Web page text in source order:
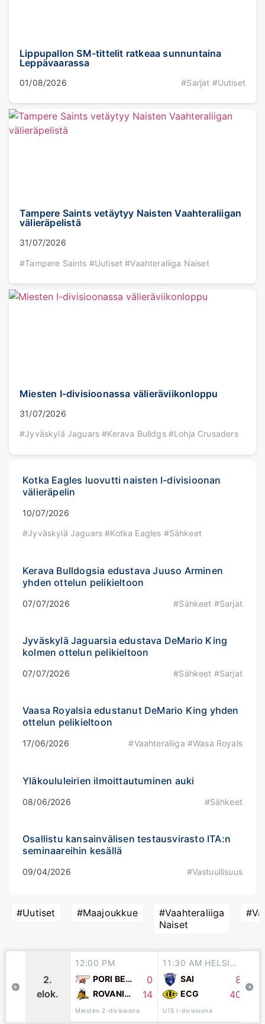
Lippupallon SM-tittelit ratkeaa sunnuntaina
Leppävaarassa
01/08/2026 #Sarjat #Uutiset
Tampere Saints vetäytyy Naisten Vaahteraliigan
välieräpelistä
31/07/2026
#Tampere Saints #Uutiset #Vaahteraliiga Naiset
Miesten I-divisioonassa välieräviikonloppu
31/07/2026
#Jyväskylä Jaguars #Kerava Bulldgs #Lohja Crusaders
Kotka Eagles luovutti naisten I-divisioonan
välieräpelin
10/07/2026
#Jyväskylä Jaguars #Kotka Eagles #Sähkeet
Kerava Bulldogsia edustava Juuso Arminen
yhden ottelun pelikieltoon
07/07/2026 #Sähkeet #Sarjat
Jyväskylä Jaguarsia edustava DeMario King
kolmen ottelun pelikieltoon
07/07/2026 #Sähkeet #Sarjat
Vaasa Royalsia edustanut DeMario King yhden
ottelun pelikieltoon
17/06/2026 #Vaahteraliiga #Wasa Royals
Yläkoululeirien ilmoittautuminen auki
08/06/2026 #Sähkeet
Osallistu kansainvälisen testausvirasto ITA:n
seminaareihin kesällä
09/04/2026 #Vastuullisuus
#Uutiset #Maajoukkue
#Vaahteraliiga
Naiset
2.
elok.
12:00 PM
PORI BEARS
0
ROVANIEMI NORDMEN 14
Miesten 2-divisioona
11:30 AM HELSINKI
SAI
8
ECG 40
U15 I-divisioona